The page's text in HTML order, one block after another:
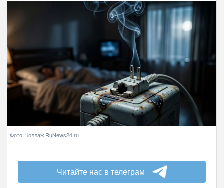
Фото: Коллаж RuNews24.ru
Читайте нас в телеграм